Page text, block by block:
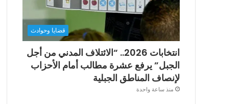
قضايا وحوادث
انتخابات 2026.. “الائتلاف المدني من أجل
الجبل” يرفع عشرة مطالب أمام الأحزاب
لإنصاف المناطق الجبلية
منذ ساعة واحدة